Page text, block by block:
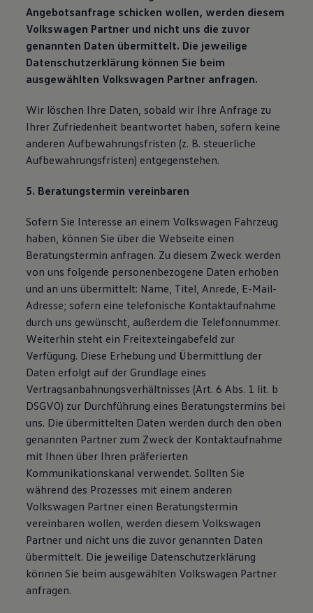
Angebotsanfrage schicken wollen, werden diesem
Volkswagen Partner und nicht uns die zuvor
genannten Daten übermittelt. Die jeweilige
Datenschutzerklärung können Sie beim
ausgewählten Volkswagen Partner anfragen.
Wir löschen Ihre Daten, sobald wir Ihre Anfrage zu
Ihrer Zufriedenheit beantwortet haben, sofern keine
anderen Aufbewahrungsfristen (z. B. steuerliche
Aufbewahrungsfristen) entgegenstehen.
5. Beratungstermin vereinbaren
Sofern Sie Interesse an einem Volkswagen Fahrzeug
haben, können Sie über die Webseite einen
Beratungstermin anfragen. Zu diesem Zweck werden
von uns folgende personenbezogene Daten erhoben
und an uns übermittelt: Name, Titel, Anrede, E-Mail-
Adresse; sofern eine telefonische Kontaktaufnahme
durch uns gewünscht, außerdem die Telefonnummer.
Weiterhin steht ein Freitexteingabefeld zur
Verfügung. Diese Erhebung und Übermittlung der
Daten erfolgt auf der Grundlage eines
Vertragsanbahnungsverhältnisses (Art. 6 Abs. 1 lit. b
DSGVO) zur Durchführung eines Beratungstermins bei
uns. Die übermittelten Daten werden durch den oben
genannten Partner zum Zweck der Kontaktaufnahme
mit Ihnen über Ihren präferierten
Kommunikationskanal verwendet. Sollten Sie
während des Prozesses mit einem anderen
Volkswagen Partner einen Beratungstermin
vereinbaren wollen, werden diesem Volkswagen
Partner und nicht uns die zuvor genannten Daten
übermittelt. Die jeweilige Datenschutzerklärung
können Sie beim ausgewählten Volkswagen Partner
anfragen.